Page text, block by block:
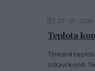
Teplota
29 01 2026
Tělesná
zdraví koně.